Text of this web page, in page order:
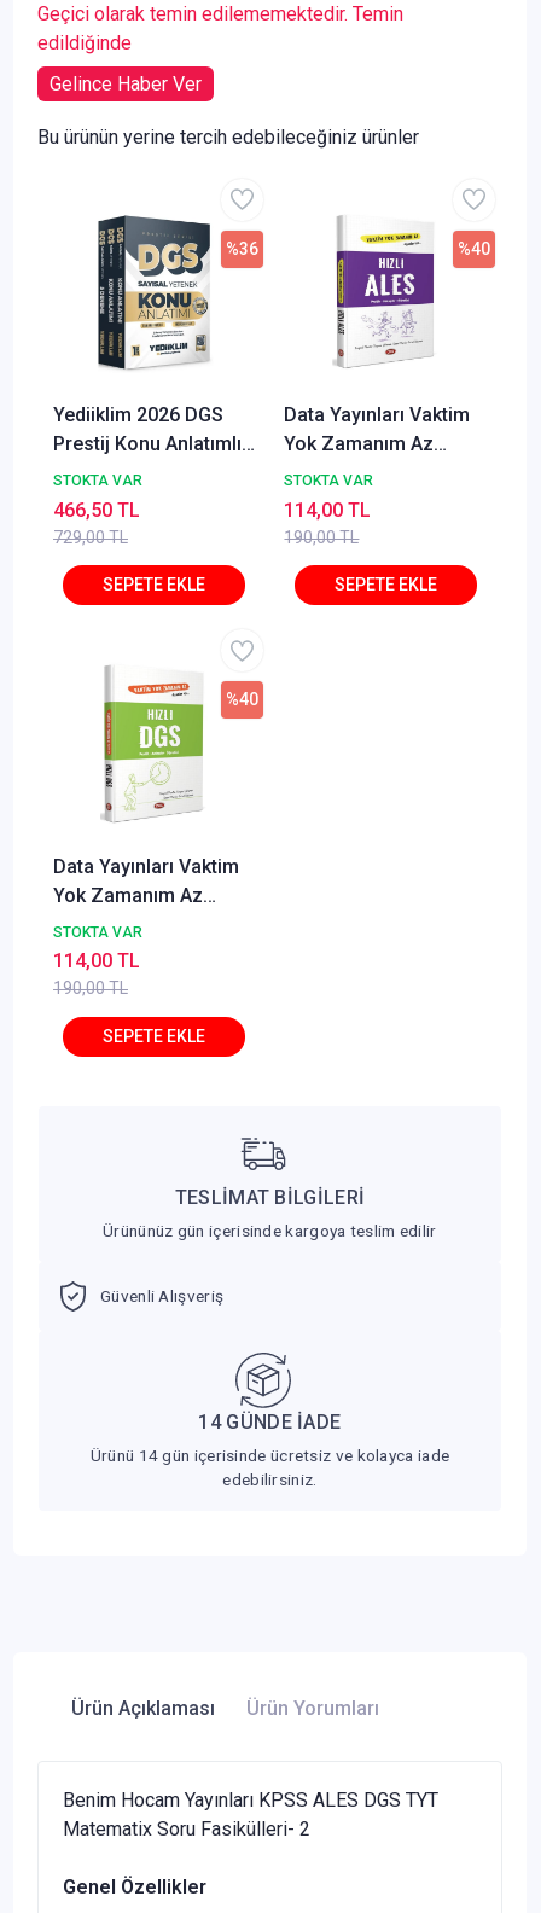
Geçici olarak temin edilememektedir. Temin
edildiğinde
Gelince Haber Ver
Bu ürünün yerine tercih edebileceğiniz ürünler
Yediiklim 2026 DGS
Prestij Konu Anlatımlı
Modüler Set Yediiklim
Yayınları
STOKTA VAR
729,00 TL
%36
466,50 TL
Data Yayınları Vaktim
Yok Zamanım Az
Diyenler İçin Hızlı
ALES
STOKTA VAR
190,00 TL
%40
114,00 TL
Data Yayınları Vaktim
Yok Zamanım Az
Diyenler İçin Hızlı DGS
STOKTA VAR
190,00 TL
%40
114,00 TL
TESLİMAT BİLGİLERİ
Ürününüz gün içerisinde kargoya teslim edilir
Güvenli Alışveriş
14 GÜNDE İADE
Ürünü 14 gün içerisinde ücretsiz ve kolayca iade
edebilirsiniz.
Ürün Açıklaması Ürün Yorumları
Benim Hocam Yayınları KPSS ALES DGS TYT
Matematix Soru Fasikülleri- 2
Genel Özellikler